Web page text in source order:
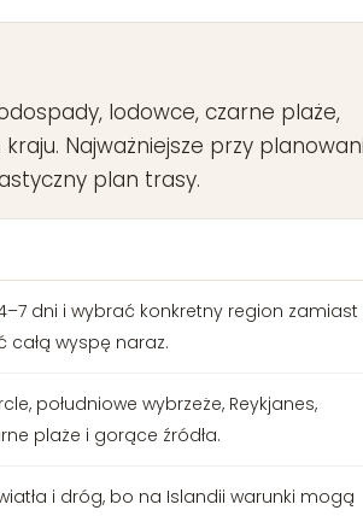
lodowce, czarne plaże,
Najważniejsze przy
plan trasy.
dni i wybrać konkretny region zamiast
wyspę naraz.
południowe wybrzeże, Reykjanes,
plaże i gorące źródła.
i dróg, bo na Islandii warunki mogą